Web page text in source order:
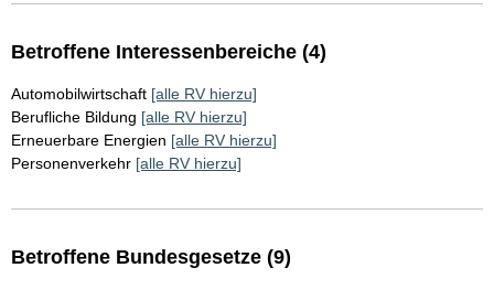
Betroffene Interessenbereiche (4)
Automobilwirtschaft [alle RV hierzu]
Berufliche Bildung [alle RV hierzu]
Erneuerbare Energien [alle RV hierzu]
Personenverkehr [alle RV hierzu]
Betroffene Bundesgesetze (9)